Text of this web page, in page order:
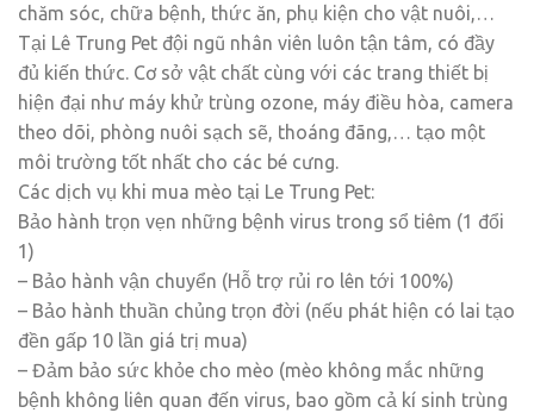
chăm sóc, chữa bệnh, thức ăn, phụ kiện cho vật nuôi,…
Tại Lê Trung Pet đội ngũ nhân viên luôn tận tâm, có đầy
đủ kiến thức. Cơ sở vật chất cùng với các trang thiết bị
hiện đại như máy khử trùng ozone, máy điều hòa, camera
theo dõi, phòng nuôi sạch sẽ, thoáng đãng,… tạo một
môi trường tốt nhất cho các bé cưng.
Các dịch vụ khi mua mèo tại Le Trung Pet:
Bảo hành trọn vẹn những bệnh virus trong sổ tiêm (1 đổi
1)
– Bảo hành vận chuyển (Hỗ trợ rủi ro lên tới 100%)
– Bảo hành thuần chủng trọn đời (nếu phát hiện có lai tạo
đền gấp 10 lần giá trị mua)
– Đảm bảo sức khỏe cho mèo (mèo không mắc những
bệnh không liên quan đến virus, bao gồm cả kí sinh trùng